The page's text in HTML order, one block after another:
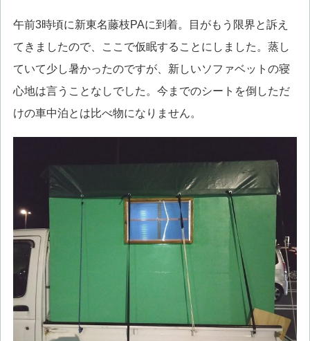
午前3時頃に新東名藤枝PAに到着。目がもう限界と訴え
てきましたので、ここで仮眠することにしました。蒸し
ていて少し暑かったのですが、新しいソファベットの寝
心地は言うことなしでした。今までのシートを倒しただ
けの車中泊とは比べ物になりません。